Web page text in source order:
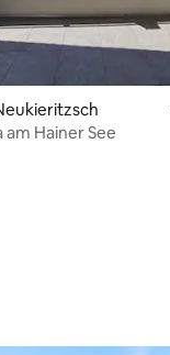
5, recenzija: 58
am Hainer See